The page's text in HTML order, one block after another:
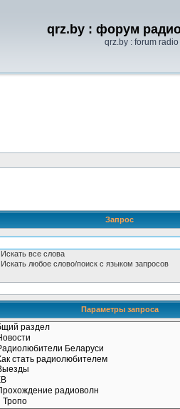
qrz.by : форум
qrz.by : forum
Запрос
Искать все слова
Искать любое слово/поиск с языком запросов
Параметры запроса